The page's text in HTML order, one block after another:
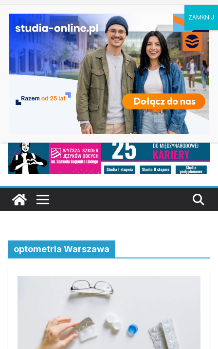
Ostatnie
wpisy:
Elektroniczne przetwarzanie informacji w
Krakowie
Prawo w Łomży
Pedagogika przedszkolna i wczesnoszkolna w
Skierniewicach
Kosmetologia w Opolu
Logistyka – studia inżynierskie na Uniwersytecie
Szczecińskim
optometria Warszawa